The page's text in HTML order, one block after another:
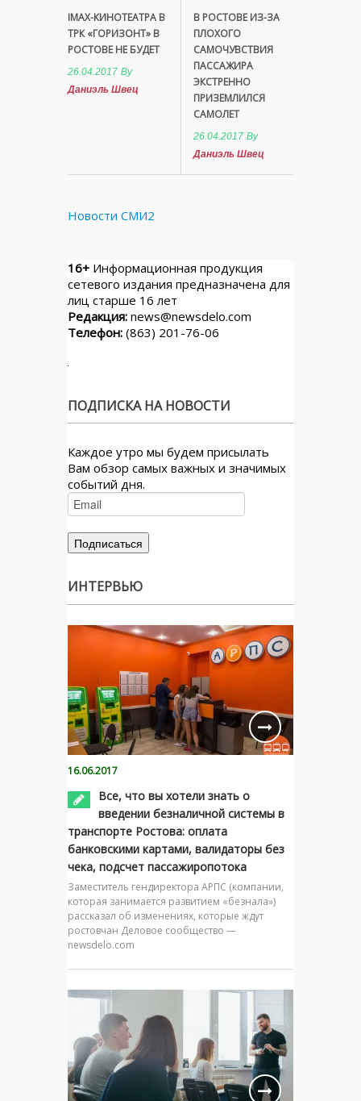
IMAX-КИНОТЕАТРА В
ТРК «ГОРИЗОНТ» В
РОСТОВЕ НЕ БУДЕТ
26.04.2017 By
Даниэль Швец
В РОСТОВЕ ИЗ-ЗА
ПЛОХОГО
САМОЧУВСТВИЯ
ПАССАЖИРА
ЭКСТРЕННО
ПРИЗЕМЛИЛСЯ
САМОЛЕТ
26.04.2017 By
Даниэль Швец
Новости СМИ2
16+ Информационная продукция
сетевого издания предназначена для
лиц старше 16 лет
Редакция: news@newsdelo.com
Телефон: (863) 201-76-06
ПОДПИСКА НА НОВОСТИ
Каждое утро мы будем присылать
Вам обзор самых важных и значимых
событий дня.
ИНТЕРВЬЮ
16.06.2017
Все, что вы хотели знать о
введении безналичной системы в
транспорте Ростова: оплата
банковскими картами, валидаторы без
чека, подсчет пассажиропотока
Заместитель гендиректора АРПС (компании,
которая занимается развитием «безнала»)
рассказал об изменениях, которые ждут
ростовчан Деловое сообщество —
newsdelo.com